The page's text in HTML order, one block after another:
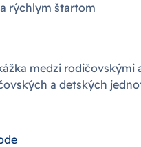
rýchlym štartom
medzi
a detských